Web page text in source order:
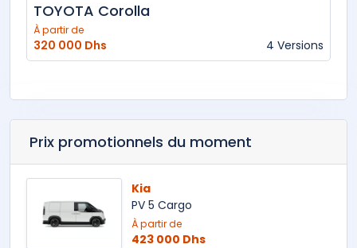
TOYOTA Corolla
À partir de
320 000 Dhs 4 Versions
Prix promotionnels du moment
Kia
PV 5 Cargo
À partir de
423 000 Dhs